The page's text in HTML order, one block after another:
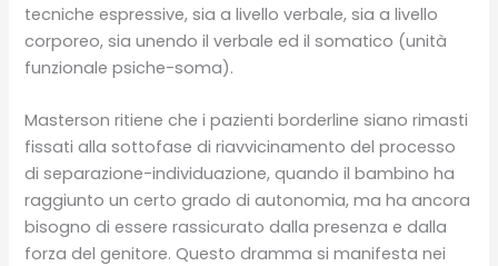
tecniche espressive, sia a livello verbale, sia a livello
corporeo, sia unendo il verbale ed il somatico (unità
funzionale psiche-soma).
Masterson ritiene che i pazienti borderline siano rimasti
fissati alla sottofase di riavvicinamento del processo
di separazione-individuazione, quando il bambino ha
raggiunto un certo grado di autonomia, ma ha ancora
bisogno di essere rassicurato dalla presenza e dalla
forza del genitore. Questo dramma si manifesta nei